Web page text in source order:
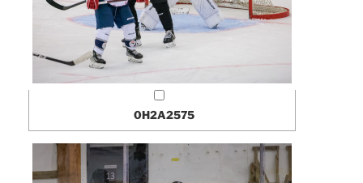
0H2A2575